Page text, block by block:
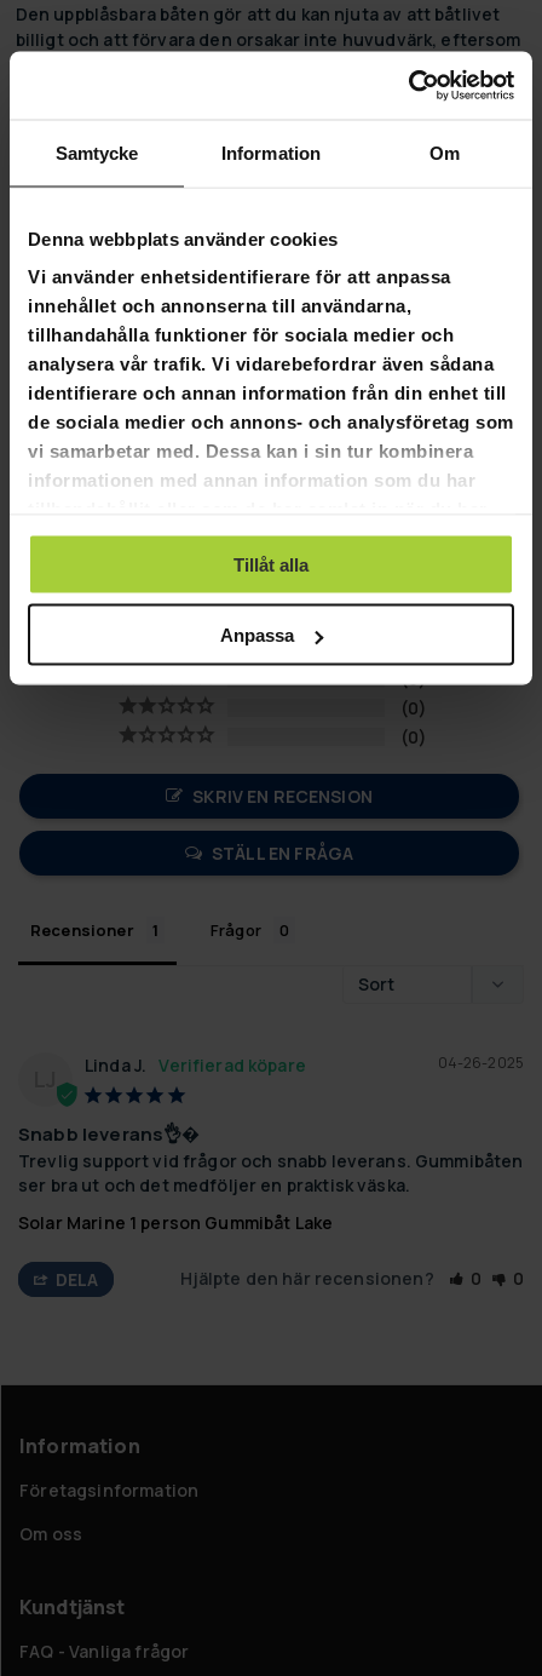
Samtycke Information Om
Denna webbplats använder cookies
Vi använder enhetsidentifierare för att anpassa
innehållet och annonserna till användarna,
tillhandahålla funktioner för sociala medier och
analysera vår trafik. Vi vidarebefordrar även sådana
identifierare och annan information från din enhet till
de sociala medier och annons- och analysföretag som
vi samarbetar med. Dessa kan i sin tur kombinera
informationen med annan information som du har
använt deras tjänster.
Tillåt alla
Anpassa
Den uppblåsbara båten gör att du kan njuta av att båtlivet
billigt och att förvara den orsakar inte huvudvärk, eftersom
båten kan packas ned i den praktiska väskan som följer med.
Paketet innehåller robusta aluminiumbeslag, och det finns
Funktioner
Material: 0,7 mm PVC
Lastkapacitet: 113 kg
Utombordarens beredskap: 2,5 hk
Träpaneler längst ner på båten
Förpackningens innehåll: aluminiumåror, fotpump,
reparationsset, motorns monteringsplatta och väska
Notera! Motorn ingår inte i paketet
5,0 Baserat på 1 recensioner
0
0
SKRIV EN RECENSION
STÄLL EN FRÅGA
Recensioner Frågor
04-26-2025
Linda J.
Snabb leverans👌�
Trevlig support vid frågor och snabb leverans. Gummibåten
ser bra ut och det medföljer en praktisk väska.
Solar Marine 1 person Gummibåt Lake
DELA Hjälpte den här recensionen? 0 0
Information
Företagsinformation
Om oss
Kundtjänst
FAQ - Vanliga frågor